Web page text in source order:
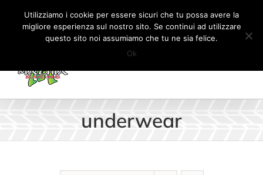
Salta
contenuto
Il mio account CARRELLO
underwear
Utilizziamo i cookie per essere sicuri che tu possa avere la
migliore esperienza sul nostro sito. Se continui ad utilizzare
questo sito noi assumiamo che tu ne sia felice.
Ok